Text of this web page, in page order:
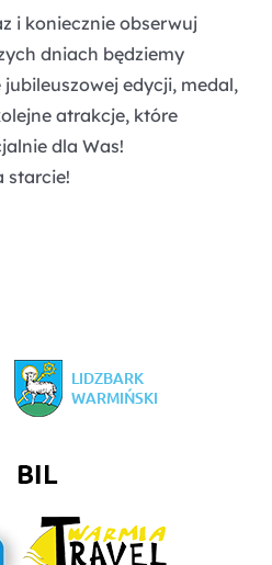
i koniecznie obserwuj
dniach będziemy
edycji, medal,
atrakcje, które
dla Was!
starcie!